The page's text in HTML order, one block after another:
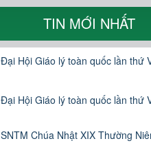
TIN MỚI NHẤT
Đại Hội Giáo lý toàn quốc lần thứ
Đại Hội Giáo lý toàn quốc lần thứ
SNTM Chúa Nhật XIX Thường